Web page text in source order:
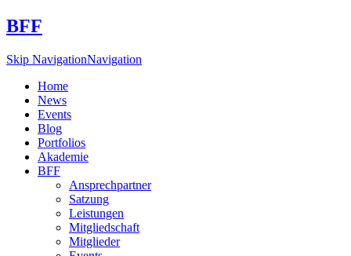
BFF
Skip NavigationNavigation
Home
News
Events
Blog
Portfolios
Akademie
BFF
Ansprechpartner
Satzung
Leistungen
Mitgliedschaft
Mitglieder